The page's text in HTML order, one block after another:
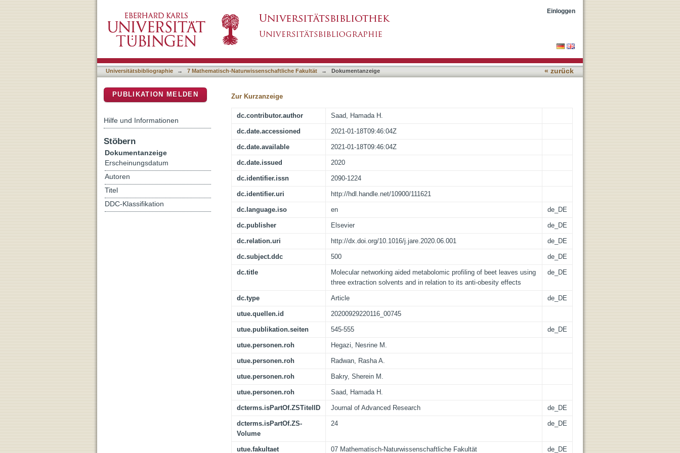
Molecular networking aided metabolomic profiling of beet leaves using three extraction solvents
and in relation to its anti-obesity effects
Einloggen
Universitätsbibliographie → 7 Mathematisch-Naturwissenschaftliche Fakultät → Dokumentanzeige « zurück
Zur Kurzanzeige
dc.contributor.author Saad, Hamada H.
dc.date.accessioned 2021-01-18T09:46:04Z
dc.date.available 2021-01-18T09:46:04Z
dc.date.issued 2020
dc.identifier.issn 2090-1224
dc.identifier.uri http://hdl.handle.net/10900/111621
dc.language.iso en de_DE
dc.publisher Elsevier de_DE
dc.relation.uri http://dx.doi.org/10.1016/j.jare.2020.06.001 de_DE
dc.subject.ddc 500 de_DE
dc.title
Molecular networking aided metabolomic profiling of beet leaves using
three extraction solvents and in relation to its anti-obesity effects
de_DE
dc.type Article de_DE
utue.quellen.id 20200929220116_00745
utue.publikation.seiten 545-555 de_DE
utue.personen.roh Hegazi, Nesrine M.
utue.personen.roh Radwan, Rasha A.
utue.personen.roh Bakry, Sherein M.
utue.personen.roh Saad, Hamada H.
dcterms.isPartOf.ZSTitelID Journal of Advanced Research de_DE
dcterms.isPartOf.ZS-
Volume
24 de_DE
utue.fakultaet 07 Mathematisch-Naturwissenschaftliche Fakultät de_DE
PUBLIKATION MELDEN
Hilfe und Informationen
Stöbern
Dokumentanzeige
Erscheinungsdatum
Autoren
Titel
DDC-Klassifikation